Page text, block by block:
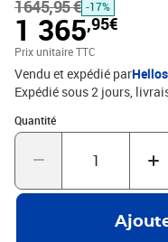
configurations, selon vos
fabriqué en aluminium,
résistant aux intempéries
son
de siège et les oreillers de
confort.Remarque :Afin de
mobilier d'extérieur, nous
une housse
aluminiumMatériau du
x H)Dimensions du
H)Largeur du siège : 64,5
du siège à partir du sol :
1645,95 € -17%
1 365,95€
Prix unitaire TTC
Vendu et expédié par
Expédié sous 2 jours
Quantité
Quantité : 1